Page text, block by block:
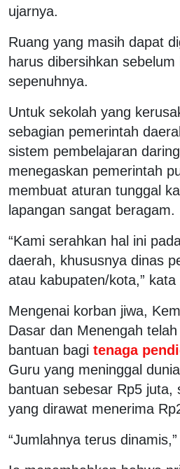
ujarnya.
Ruang yang masih dapat
harus dibersihkan
sepenuhnya.
Untuk sekolah yang
sebagian pemerintah
sistem pembelajaran
menegaskan pemerintah
membuat aturan tunggal
lapangan sangat beragam.
“Kami serahkan hal ini
daerah, khususnya dinas
atau kabupaten/kota,”
Mengenai korban jiwa,
Dasar dan Menengah
bantuan bagi tenaga
Guru yang meninggal
bantuan sebesar Rp5 juta,
yang dirawat menerima
“Jumlahnya terus